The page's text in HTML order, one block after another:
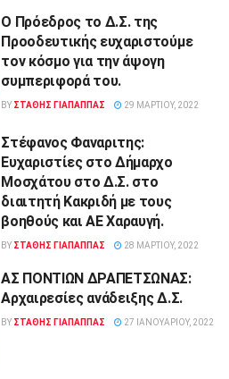
Ο Πρόεδρος το Δ.Σ. της
Προοδευτικής ευχαριστούμε
τον κόσμο για την άψογη
συμπεριφορά του.
BY ΣΤΑΘΗΣ ΓΊΑΠΑΠΠΑΣ 29 ΜΑΡΤΊΟΥ, 2022
Στέφανος Φαναριτης:
Ευχαριστίες στο Δήμαρχο
Μοσχάτου στο Δ.Σ. στο
διαιτητή Κακριδή με τους
βοηθούς και ΑΕ Χαραυγή.
BY ΣΤΑΘΗΣ ΓΊΑΠΑΠΠΑΣ 28 ΜΑΡΤΊΟΥ, 2022
ΑΣ ΠΟΝΤΙΩΝ ΔΡΑΠΕΤΣΩΝΑΣ:
Αρχαιρεσίες ανάδειξης Δ.Σ.
BY ΣΤΑΘΗΣ ΓΊΑΠΑΠΠΑΣ 27 ΙΑΝΟΥΑΡΊΟΥ, 2022